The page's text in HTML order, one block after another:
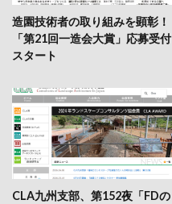
造園技術者の取り組みを顕彰！
「第21回一造会大賞」応募受付
スタート
CLA九州支部、第152夜「FDの